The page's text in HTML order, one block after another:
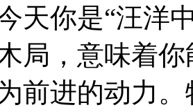
天你是“汪洋
局，意味着
前进的动力